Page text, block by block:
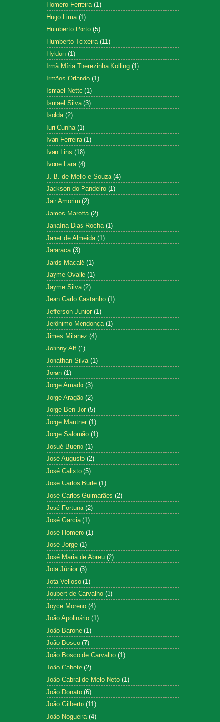
Homero Ferreira (1)
Hugo Lima (1)
Humberto Porto (5)
Humberto Teixeira (11)
Hyldon (1)
Irmã Míria Therezinha Kolling (1)
Irmãos Orlando (1)
Ismael Netto (1)
Ismael Silva (3)
Isolda (2)
Iuri Cunha (1)
Ivan Ferreira (1)
Ivan Lins (18)
Ivone Lara (4)
J. B. de Mello e Souza (4)
Jackson do Pandeiro (1)
Jair Amorim (2)
James Marotta (2)
Janaína Dias Rocha (1)
Janet de Almeida (1)
Jararaca (3)
Jards Macalé (1)
Jayme Ovalle (1)
Jayme Silva (2)
Jean Carlo Castanho (1)
Jefferson Junior (1)
Jerônimo Mendonça (1)
Jimes Milanez (4)
Johnny Alf (1)
Jonathan Silva (1)
Joran (1)
Jorge Amado (3)
Jorge Aragão (2)
Jorge Ben Jor (5)
Jorge Mautner (1)
Jorge Salomão (1)
Josué Bueno (1)
José Augusto (2)
José Calixto (5)
José Carlos Burle (1)
José Carlos Guimarães (2)
José Fortuna (2)
José Garcia (1)
José Homero (1)
José Jorge (1)
José Maria de Abreu (2)
Jota Júnior (3)
Jota Velloso (1)
Joubert de Carvalho (3)
Joyce Moreno (4)
João Apolinário (1)
João Barone (1)
João Bosco (7)
João Bosco de Carvalho (1)
João Cabete (2)
João Cabral de Melo Neto (1)
João Donato (6)
João Gilberto (11)
João Nogueira (4)